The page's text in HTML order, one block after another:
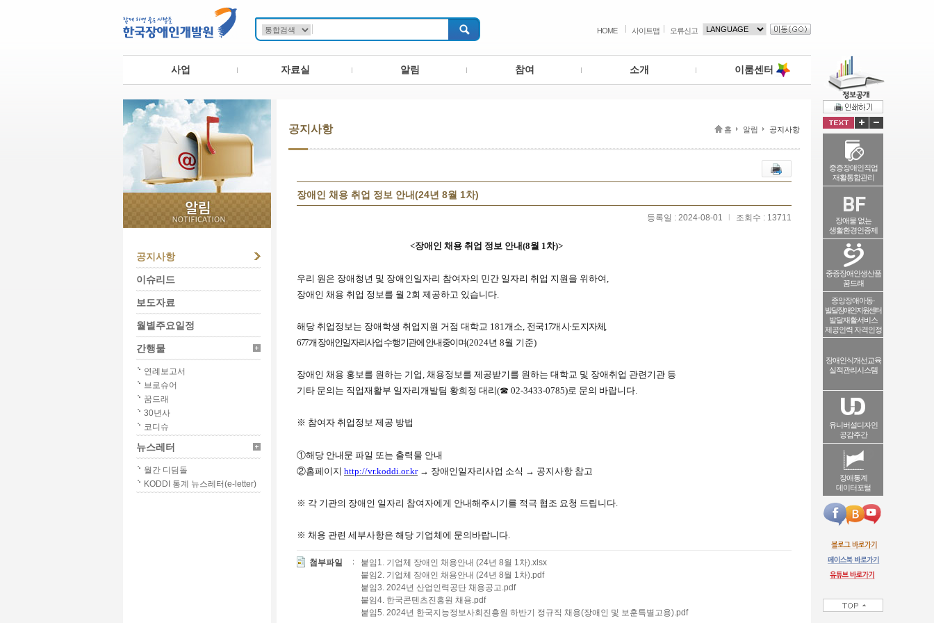
HOME 사이트맵 오류신고
사업 자료실 알림 참여 소개 이룸센터
공지사항
이슈리드
보도자료
월별주요일정
간행물
연례보고서
브로슈어
꿈드래
30년사
코디슈
뉴스레터
월간 디딤돌
KODDI 통계 뉴스레터(e-letter)
공지사항 홈 알림 공지사항
장애인 채용 취업 정보 안내(24년 8월 1차)
등록일 : 2024-08-01 조회수 : 13711
<장애인 채용 취업 정보 안내(8월 1차)>
우리 원은 장애청년 및 장애인일자리 참여자의 민간 일자리 취업 지원을 위하여,
장애인 채용 취업 정보를 월 2회 제공하고 있습니다.
해당 취업정보는 장애학생 취업지원 거점 대학교 181개소, 전국17개 시·도 지자체,
677개 장애인일자리사업 수행기관에 안내중이며(2024년 8월 기준)
장애인 채용 홍보를 원하는 기업, 채용정보를 제공받기를 원하는 대학교 및 장애취업 관련기관 등
기타 문의는 직업재활부 일자리개발팀 황희정 대리(☎ 02-3433-0785)로 문의 바랍니다.
※ 참여자 취업정보 제공 방법
①해당 안내문 파일 또는 출력물 안내
②홈페이지 http://vr.koddi.or.kr → 장애인일자리사업 소식 → 공지사항 참고
※ 각 기관의 장애인 일자리 참여자에게 안내해주시기를 적극 협조 요청 드립니다.
※ 채용 관련 세부사항은 해당 기업체에 문의바랍니다.
첨부파일
붙임1. 기업체 장애인 채용안내 (24년 8월 1차).xlsx
붙임2. 기업체 장애인 채용안내 (24년 8월 1차).pdf
붙임3. 2024년 산업인력공단 채용공고.pdf
붙임4. 한국콘텐츠진흥원 채용.pdf
붙임5. 2024년 한국지능정보사회진흥원 하반기 정규직 채용(장애인 및 보훈특별고용).pdf
중증장애인직업
재활통합관리
장애물 없는
생활환경인증제
중증장애인생산품
꿈드래
중앙장애아동·
발달장애인지원센터
발달재활서비스
제공인력 자격인정
장애인식개선교육
실적관리시스템
유니버설디자인
공감주간
장애통계
데이터포털